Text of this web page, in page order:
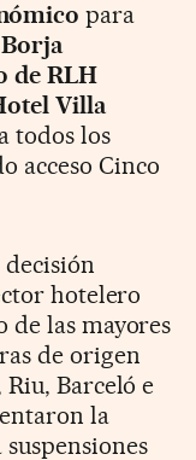
para
Borja
de RLH
Villa
todos los
acceso Cinco
decisión
hotelero
de las mayores
de origen
Barceló e
la
suspensiones